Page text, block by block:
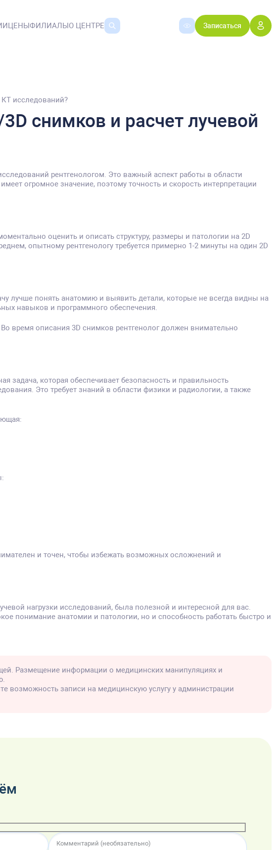
ЦЕНЫФИЛИАЛЫО ЦЕНТРЕ Записаться
исследований?
снимков и расчет лучевой
рентгенологом. Это важный аспект работы в области
огромное значение, поэтому точность и скорость интерпретации
оценить и описать структуру, размеры и патологии на 2D
опытному рентгенологу требуется примерно 1-2 минуты на один 2D
лучше понять анатомию и выявить детали, которые не всегда видны на
навыков и программного обеспечения.
время описания 3D снимков рентгенолог должен внимательно
задача, которая обеспечивает безопасность и правильность
Это требует знаний в области физики и радиологии, а также
и точен, чтобы избежать возможных осложнений и
нагрузки исследований, была полезной и интересной для вас.
понимание анатомии и патологии, но и способность работать быстро и
Размещение информации о медицинских манипуляциях и
возможность записи на медицинскую услугу у администрации